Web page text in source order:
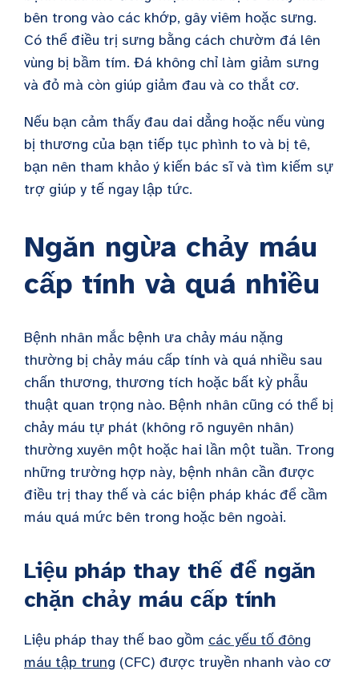
bên trong vào các khớp, gây viêm hoặc sưng.
Có thể điều trị sưng bằng cách chườm đá lên
vùng bị bầm tím. Đá không chỉ làm giảm sưng
và đỏ mà còn giúp giảm đau và co thắt cơ.
Nếu bạn cảm thấy đau dai dẳng hoặc nếu vùng
bị thương của bạn tiếp tục phình to và bị tê,
bạn nên tham khảo ý kiến bác sĩ và tìm kiếm sự
trợ giúp y tế ngay lập tức.
Ngăn ngừa chảy máu
cấp tính và quá nhiều
Bệnh nhân mắc bệnh ưa chảy máu nặng
thường bị chảy máu cấp tính và quá nhiều sau
chấn thương, thương tích hoặc bất kỳ phẫu
thuật quan trọng nào. Bệnh nhân cũng có thể bị
chảy máu tự phát (không rõ nguyên nhân)
thường xuyên một hoặc hai lần một tuần. Trong
những trường hợp này, bệnh nhân cần được
điều trị thay thế và các biện pháp khác để cầm
máu quá mức bên trong hoặc bên ngoài.
Liệu pháp thay thế để ngăn
chặn chảy máu cấp tính
Liệu pháp thay thế bao gồm các yếu tố đông
máu tập trung (CFC) được truyền nhanh vào cơ